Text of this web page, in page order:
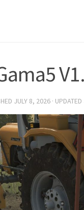
JULY 8, 2026 · UPDATED